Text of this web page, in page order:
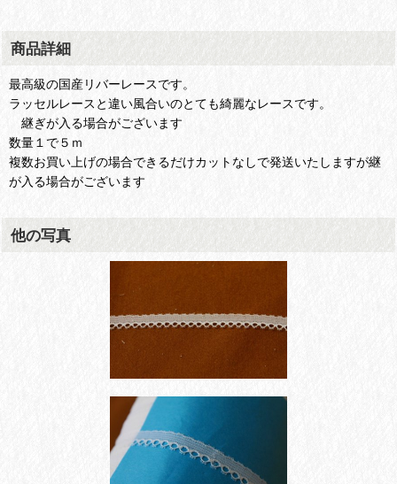
商品詳細
最高級の国産リバーレースです。
ラッセルレースと違い風合いのとても綺麗なレースです。
継ぎが入る場合がございます
数量１で５ｍ
複数お買い上げの場合できるだけカットなしで発送いたしますが継
が入る場合がございます
他の写真